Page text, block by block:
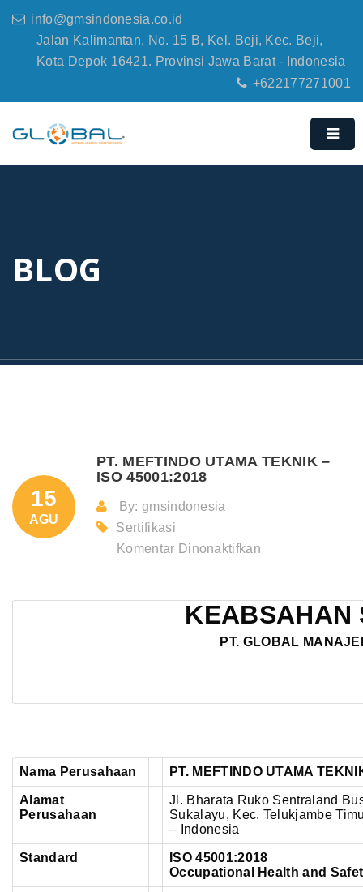
info@gmsindonesia.co.id
Jalan Kalimantan, No. 15 B, Kel. Beji, Kec. Beji,
Kota Depok 16421. Provinsi Jawa Barat - Indonesia
+622177271001
BLOG
15
AGU
PT. MEFTINDO UTAMA TEKNIK –
ISO 45001:2018
By: gmsindonesia
Sertifikasi
Komentar Dinonaktifkan
UTAMA
KEABSAHAN
PT. GLOBAL
Nama Perusahaan PT. MEFTINDO UTAMA
Alamat
Perusahaan
Jl. Bharata Ruko Sentraland
Sukalayu, Kec. Telukjambe
– Indonesia
Standard
ISO 45001:2018
Occupational Health and